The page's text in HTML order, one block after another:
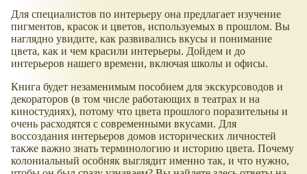
Для специалистов по интерьеру она предлагает изучение
пигментов, красок и цветов, используемых в прошлом. Вы
наглядно увидите, как развивались вкусы и понимание
цвета, как и чем красили интерьеры. Дойдем и до
интерьеров нашего времени, включая школы и офисы.
Книга будет незаменимым пособием для экскурсоводов и
декораторов (в том числе работающих в театрах и на
киностудиях), потому что цвета прошлого поразительны и
очень расходятся с современными вкусами. Для
воссоздания интерьеров домов исторических личностей
также важно знать терминологию и историю цвета. Почему
колониальный особняк выглядит именно так, и что нужно,